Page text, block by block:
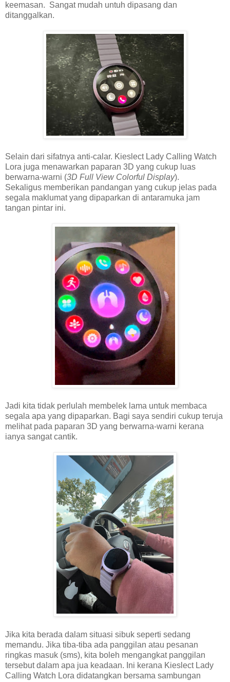
keemasan. Sangat mudah untuh dipasang dan
ditanggalkan.
Selain dari sifatnya anti-calar. Kieslect Lady Calling Watch
Lora juga menawarkan paparan 3D yang cukup luas
berwarna-warni (3D Full View Colorful Display).
Sekaligus memberikan pandangan yang cukup jelas pada
segala maklumat yang dipaparkan di antaramuka jam
tangan pintar ini.
Jadi kita tidak perlulah membelek lama untuk membaca
segala apa yang dipaparkan. Bagi saya sendiri cukup teruja
melihat pada paparan 3D yang berwarna-warni kerana
ianya sangat cantik.
Jika kita berada dalam situasi sibuk seperti sedang
memandu. Jika tiba-tiba ada panggilan atau pesanan
ringkas masuk (sms), kita boleh mengangkat panggilan
tersebut dalam apa jua keadaan. Ini kerana Kieslect Lady
Calling Watch Lora didatangkan bersama sambungan